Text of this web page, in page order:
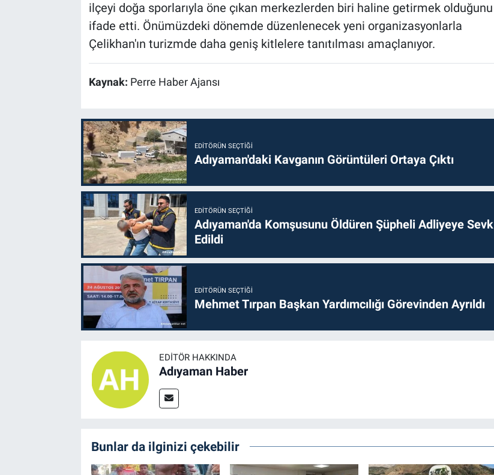
ilçeyi doğa sporlarıyla öne çıkan merkezlerden biri haline getirmek olduğunu
ifade etti. Önümüzdeki dönemde düzenlenecek yeni organizasyonlarla
Çelikhan'ın turizmde daha geniş kitlelere tanıtılması amaçlanıyor.
Kaynak: Perre Haber Ajansı
EDITÖRÜN SEÇTIĞI
Adıyaman'daki Kavganın Görüntüleri Ortaya Çıktı
EDITÖRÜN SEÇTIĞI
Adıyaman'da Komşusunu Öldüren Şüpheli Adliyeye Sevk
Edildi
EDITÖRÜN SEÇTIĞI
Mehmet Tırpan Başkan Yardımcılığı Görevinden Ayrıldı
EDITÖR HAKKINDA
Adıyaman Haber
Bunlar da ilginizi çekebilir